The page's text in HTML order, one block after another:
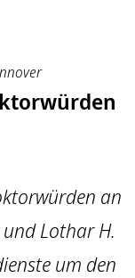
an
Lothar H.
um den